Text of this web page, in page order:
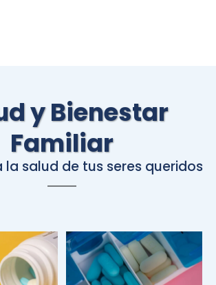
y Bienestar
Familiar
la salud de tus seres queridos